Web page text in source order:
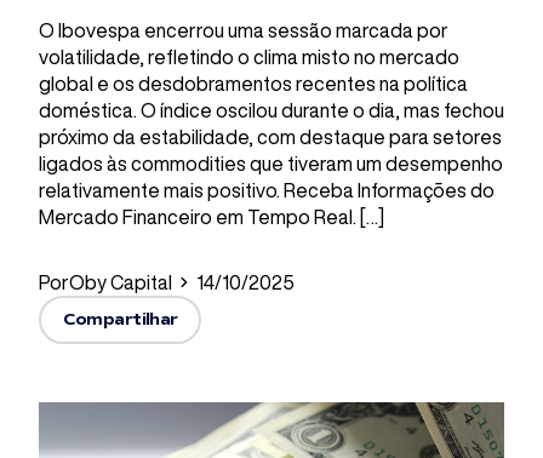
O Ibovespa encerrou uma sessão marcada por
volatilidade, refletindo o clima misto no mercado
global e os desdobramentos recentes na política
doméstica. O índice oscilou durante o dia, mas fechou
próximo da estabilidade, com destaque para setores
ligados às commodities que tiveram um desempenho
relativamente mais positivo. Receba Informações do
Mercado Financeiro em Tempo Real. […]
PorOby Capital 14/10/2025
Compartilhar